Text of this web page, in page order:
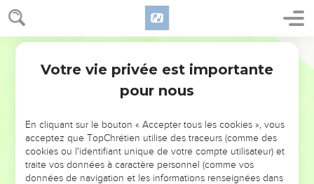
NE MANQUEZ PAS L’ÉVÉNEMENT
DE L’ANNÉE !
ET SI LEURS ERREURS POUVAIENT VOUS ÉVITER LES
VOTRES ?
Votre vie privée est importante
pour nous
En cliquant sur le bouton « Accepter tous les cookies », vous
acceptez que TopChrétien utilise des traceurs (comme des
cookies ou l'identifiant unique de votre compte utilisateur) et
traite vos données à caractère personnel (comme vos
données de navigation et les informations renseignées dans